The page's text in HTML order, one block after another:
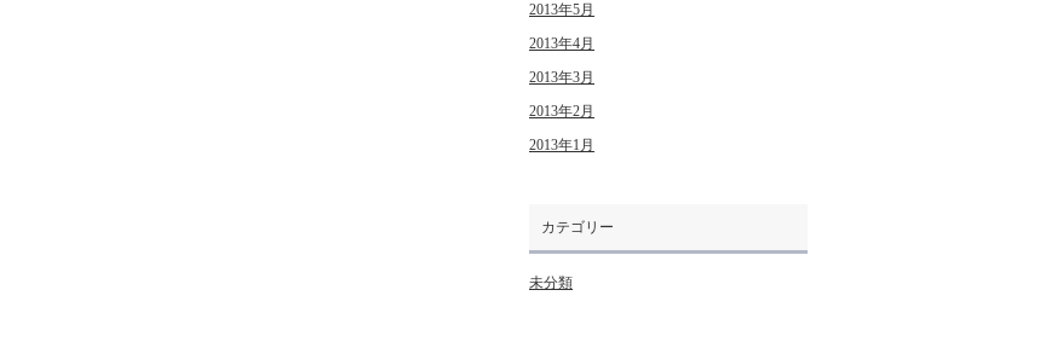
2013年5月
2013年4月
2013年3月
2013年2月
2013年1月
カテゴリー
未分類